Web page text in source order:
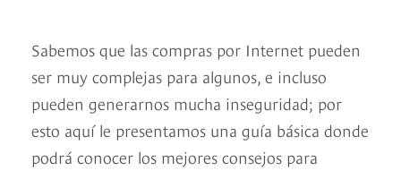
Sabemos que las compras por Internet pueden
ser muy complejas para algunos, e incluso
pueden generarnos mucha inseguridad; por
esto aquí le presentamos una guía básica donde
podrá conocer los mejores consejos para